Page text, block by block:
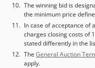
The winning bid is
the minimum price
In case of acceptance of
charges closing costs of
stated differently in the
The General Auction
apply.